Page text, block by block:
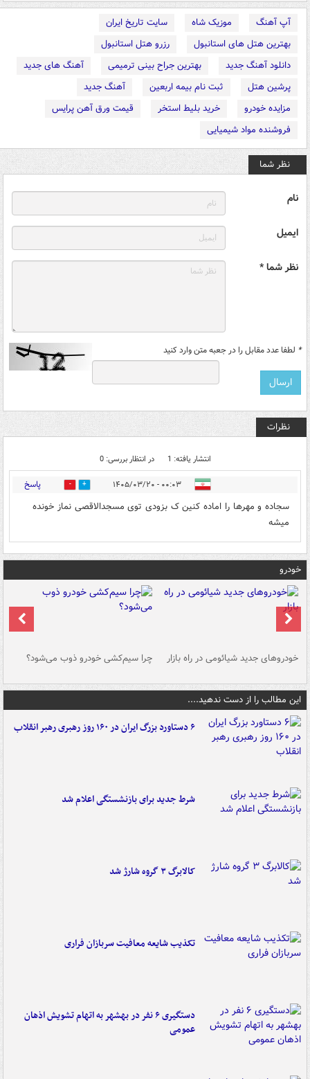
آپ آهنگ موزیک شاه
سایت تاریخ ایران
بهترین هتل های استانبول
رزرو هتل استانبول
دانلود آهنگ جدید
بهترین جراح بینی ترمیمی
آهنگ های جدید
پرشین هتل
ثبت نام بیمه اربعین
آهنگ جدید
مزایده خودرو
خرید بلیط استخر
قیمت ورق آهن پرایس
فروشنده مواد شیمیایی
نظر شما
نام
ایمیل
نظر شما *
* لطفا عدد مقابل را در جعبه متن وارد کنید
نظرات
انتشار یافته: 1 در انتظار بررسی: 0
۰۰:۰۳ - ۱۴۰۵/۰۳/۲۰ 0 پاسخ
سجاده و مهرها را اماده کنین ک بزودی توی مسجدالاقصی نماز خونده
میشه
خودرو
خودروهای جدید شیائومی در راه بازار چرا سیم‌کشی خودرو ذوب می‌شود؟
این مطالب را از دست ندهید....
۶ دستاورد بزرگ ایران در ۱۶۰ روز رهبری رهبر انقلاب
شرط جدید برای بازنشستگی اعلام شد
کالابرگ ۳ گروه شارژ شد
تکذیب شایعه معافیت سربازان فراری
دستگیری ۶ نفر در بهشهر به اتهام تشویش اذهان
عمومی